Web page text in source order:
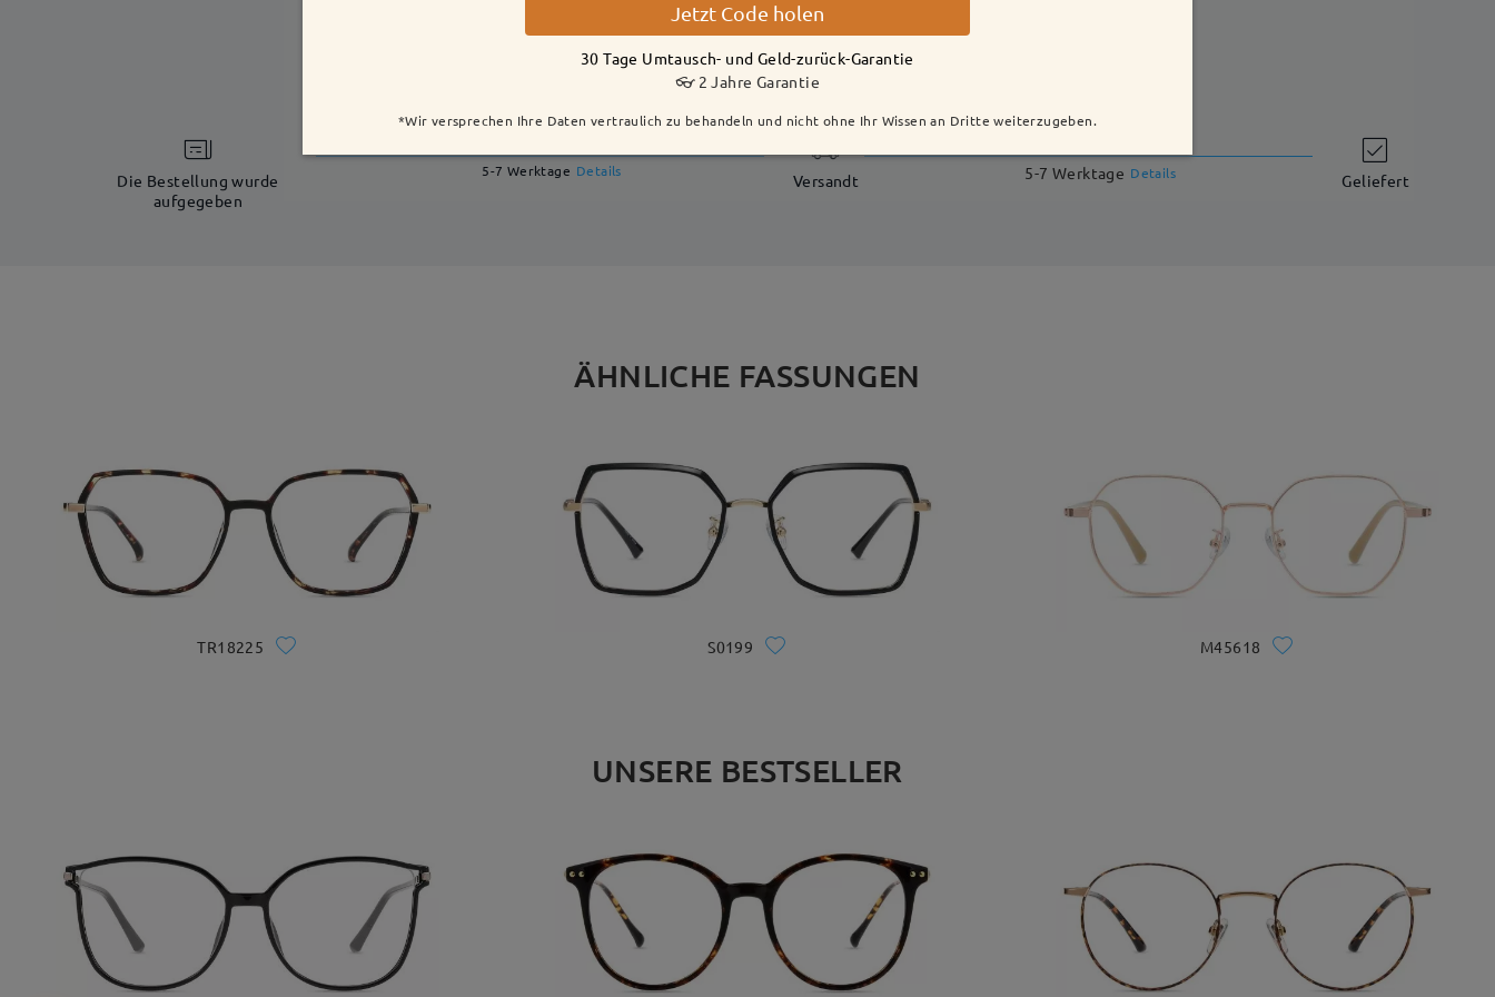
LIEFERUNG
Die Bestellung wurde
aufgegeben
5-7 Werktage Details Versandt 5-7 Werktage Details Geliefert
ÄHNLICHE FASSUNGEN
TR18225 S0199 M45618
UNSERE BESTSELLER
Jetzt Code holen
30 Tage Umtausch- und Geld-zurück-Garantie
👓 2 Jahre Garantie
*Wir versprechen Ihre Daten vertraulich zu behandeln und nicht ohne Ihr Wissen an Dritte weiterzugeben.